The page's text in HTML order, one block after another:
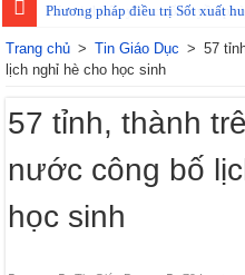
Phương pháp điều trị Sốt xuất
Trang chủ > Tin Giáo Dục > 57
lịch nghỉ hè cho học sinh
57 tỉnh, thành
nước công bố
học sinh